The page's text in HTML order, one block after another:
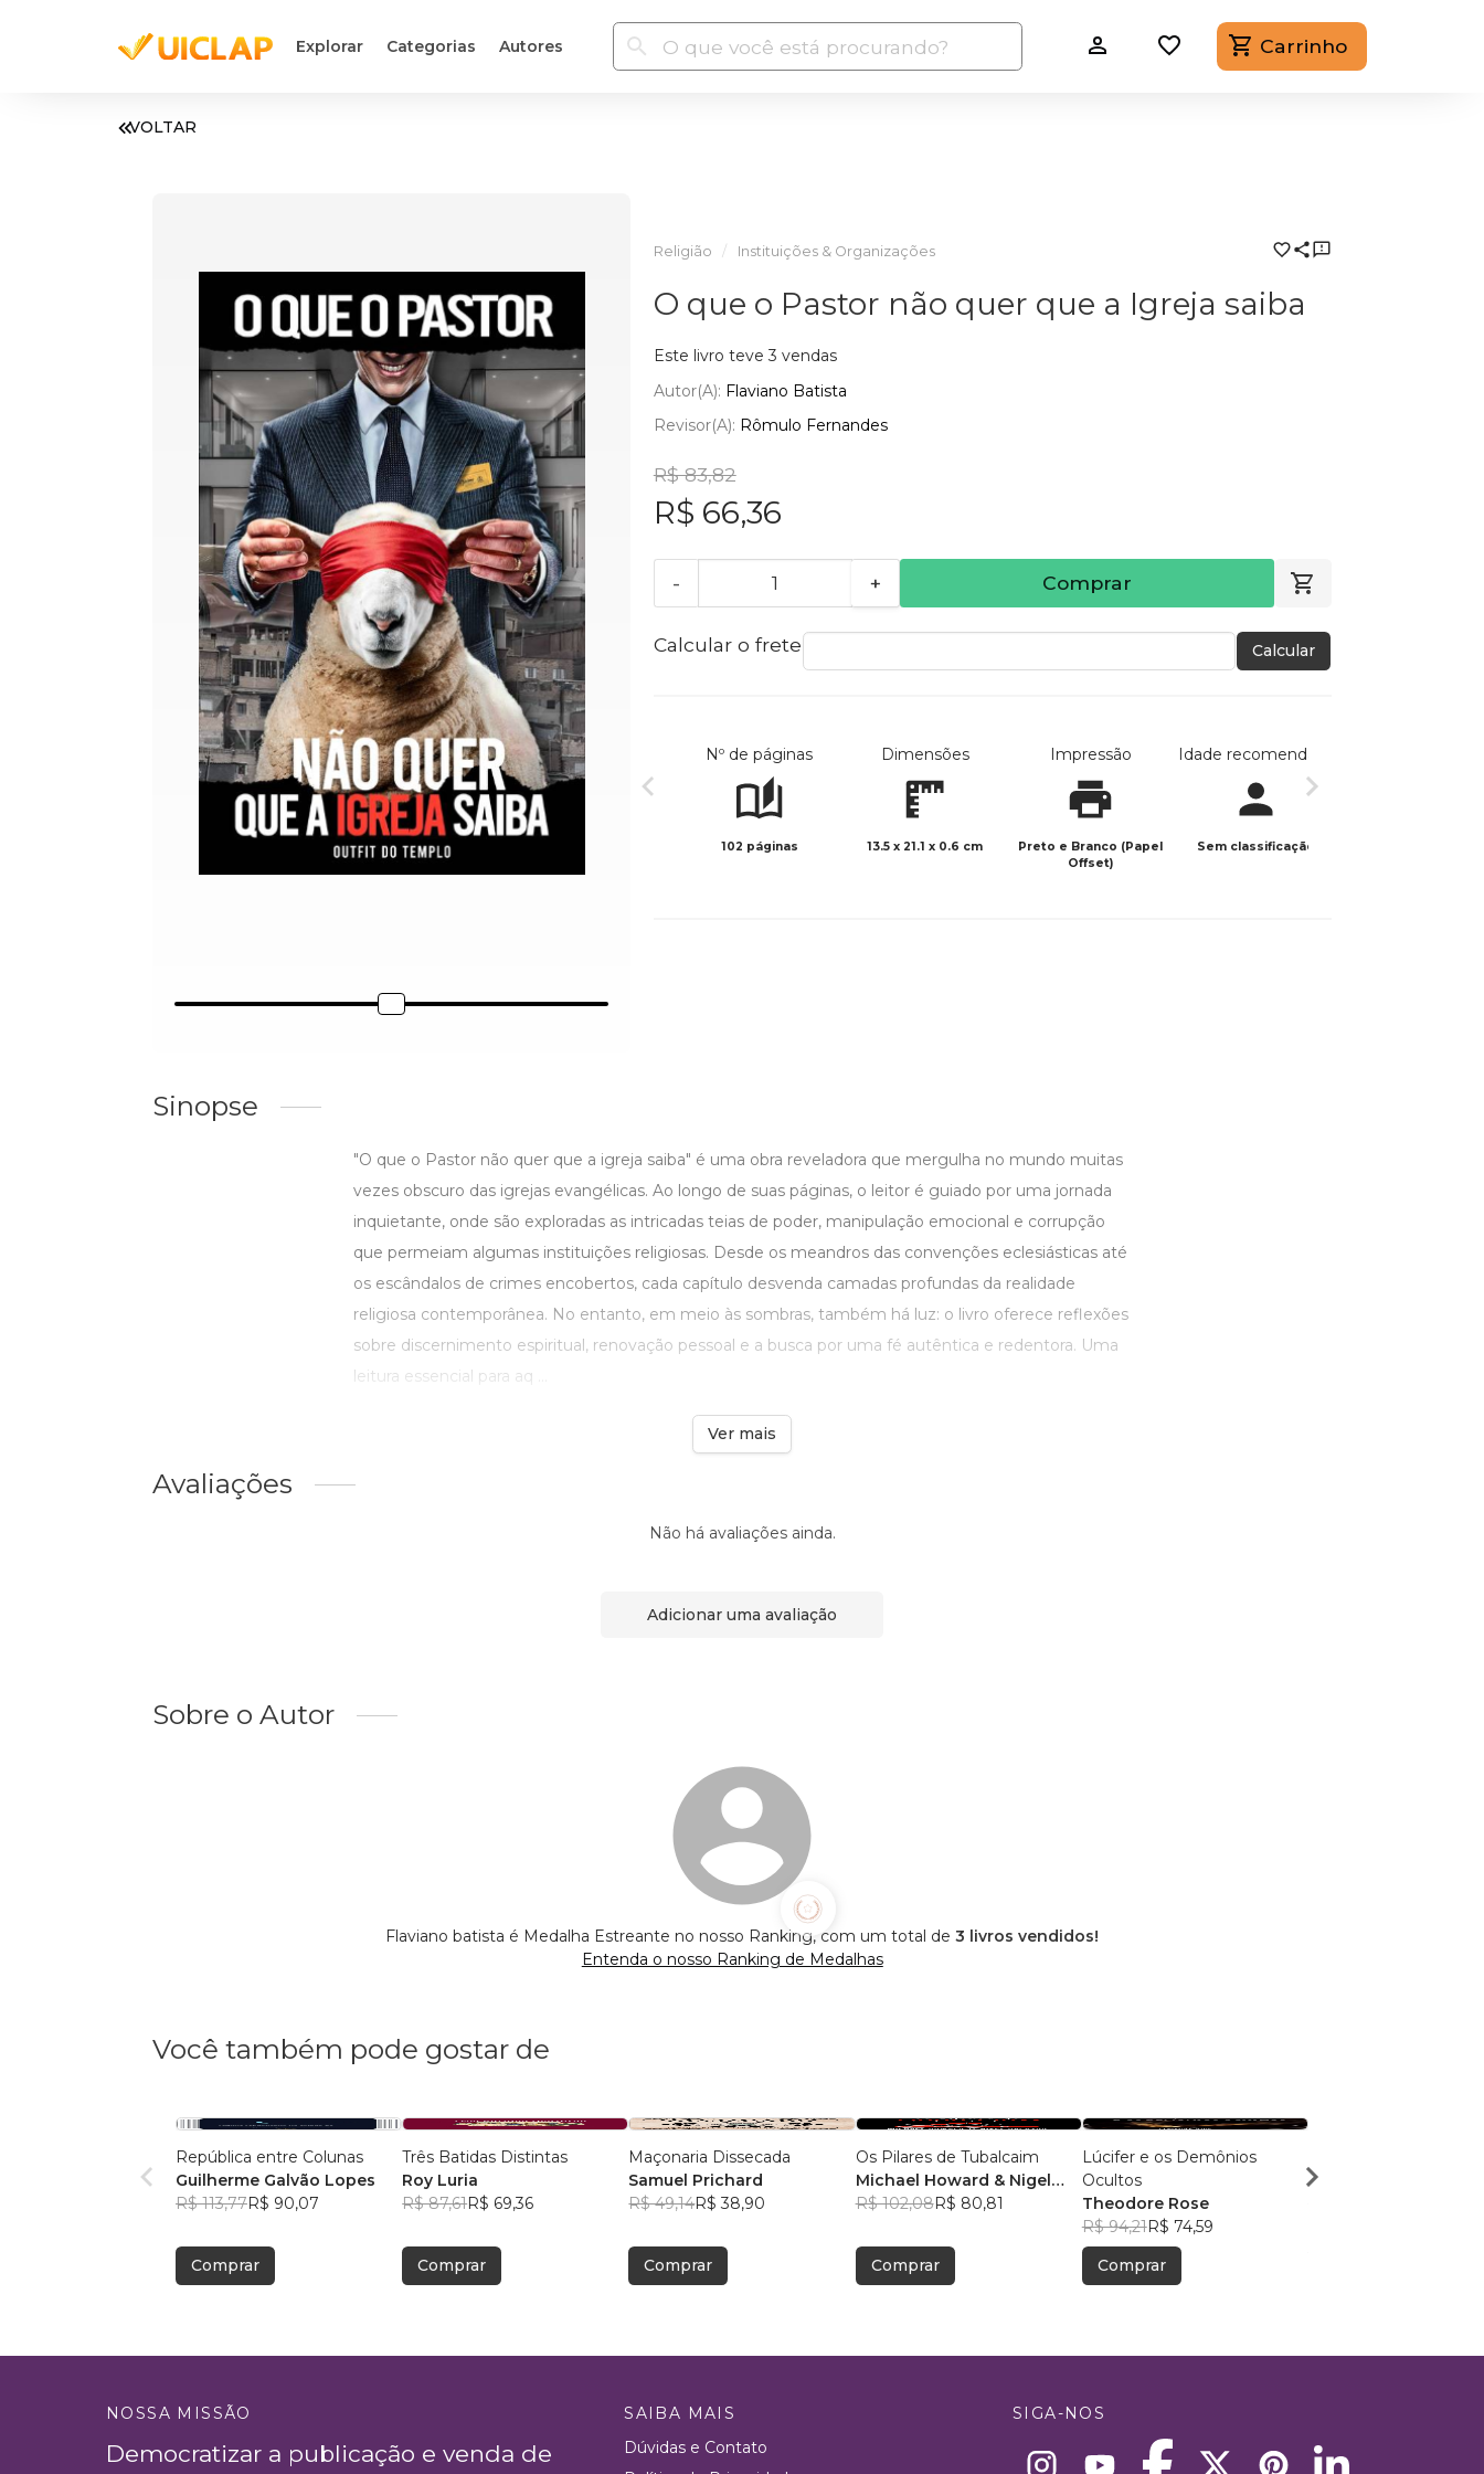
Explorar Categorias Autores Carrinho
VOLTAR
Religião Instituições & Organizações
O que o Pastor não quer que a Igreja saiba
Este livro teve 3 vendas
Autor(a): Flaviano Batista
Revisor(a): Rômulo Fernandes
R$ 83,82
R$ 66,36
- + Comprar
Calcular o frete Calcular
Nº de páginas
102 páginas
Dimensões
13.5 x 21.1 x 0.6 cm
Impressão
Preto e Branco (Papel
Offset)
Idade recomendada
Sem classificação
Sinopse
"O que o Pastor não quer que a igreja saiba" é uma obra reveladora que mergulha no mundo muitas
vezes obscuro das igrejas evangélicas. Ao longo de suas páginas, o leitor é guiado por uma jornada
inquietante, onde são exploradas as intricadas teias de poder, manipulação emocional e corrupção
que permeiam algumas instituições religiosas. Desde os meandros das convenções eclesiásticas até
os escândalos de crimes encobertos, cada capítulo desvenda camadas profundas da realidade
religiosa contemporânea. No entanto, em meio às sombras, também há luz: o livro oferece reflexões
sobre discernimento espiritual, renovação pessoal e a busca por uma fé autêntica e redentora. Uma
leitura essencial para aq ...
Ver mais
Avaliações
Não há avaliações ainda.
Adicionar uma avaliação
Sobre o Autor
Flaviano batista é Medalha Estreante no nosso Ranking, com um total de 3 livros vendidos!
Entenda o nosso Ranking de Medalhas
Você também pode gostar de
República entre Colunas
Guilherme Galvão Lopes
R$ 113,77R$ 90,07
Comprar
Três Batidas Distintas
Roy Luria
R$ 87,61R$ 69,36
Comprar
Maçonaria Dissecada
Samuel Prichard
R$ 49,14R$ 38,90
Comprar
Os Pilares de Tubalcaim
Michael Howard & Nigel
Jackson
R$ 102,08R$ 80,81
Comprar
Lúcifer e os Demônios
Ocultos
Theodore Rose
R$ 94,21R$ 74,59
Comprar
Albert G. Mackey
NOSSA MISSÃO
Democratizar a publicação e venda de
SAIBA MAIS
Dúvidas e Contato
SIGA-NOS